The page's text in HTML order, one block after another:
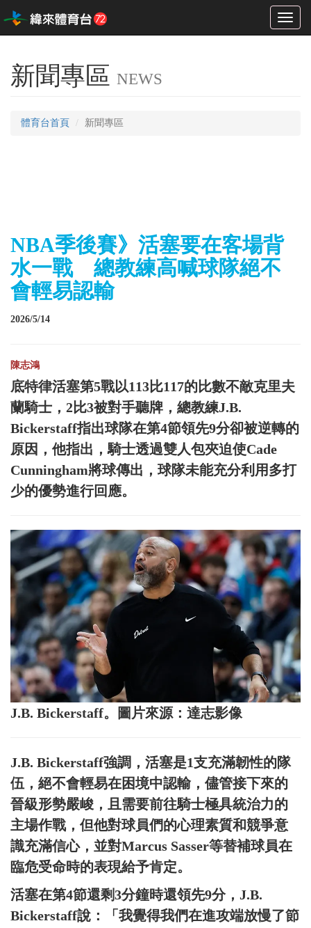
Toggle
新聞專區 NEWS
體育台首頁 新聞專區
NBA季後賽》活塞要在客場背
水一戰 總教練高喊球隊絕不
會輕易認輸
2026/5/14
陳志鴻
底特律活塞第5戰以113比117的比數不敵克里夫
蘭騎士，2比3被對手聽牌，總教練J.B.
Bickerstaff指出球隊在第4節領先9分卻被逆轉的
原因，他指出，騎士透過雙人包夾迫使Cade
Cunningham將球傳出，球隊未能充分利用多打
少的優勢進行回應。
J.B. Bickerstaff。圖片來源：達志影像
J.B. Bickerstaff強調，活塞是1支充滿韌性的隊
伍，絕不會輕易在困境中認輸，儘管接下來的
晉級形勢嚴峻，且需要前往騎士極具統治力的
主場作戰，但他對球員們的心理素質和競爭意
識充滿信心，並對Marcus Sasser等替補球員在
臨危受命時的表現給予肯定。
活塞在第4節還剩3分鐘時還領先9分，J.B.
Bickerstaff說：「我覺得我們在進攻端放慢了節